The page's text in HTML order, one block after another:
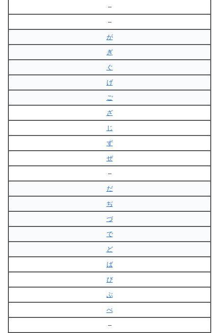
–
–
が
ぎ
ぐ
げ
ご
ざ
じ
ず
ぜ
–
だ
ぢ
づ
で
ど
ば
び
ぶ
べ
–